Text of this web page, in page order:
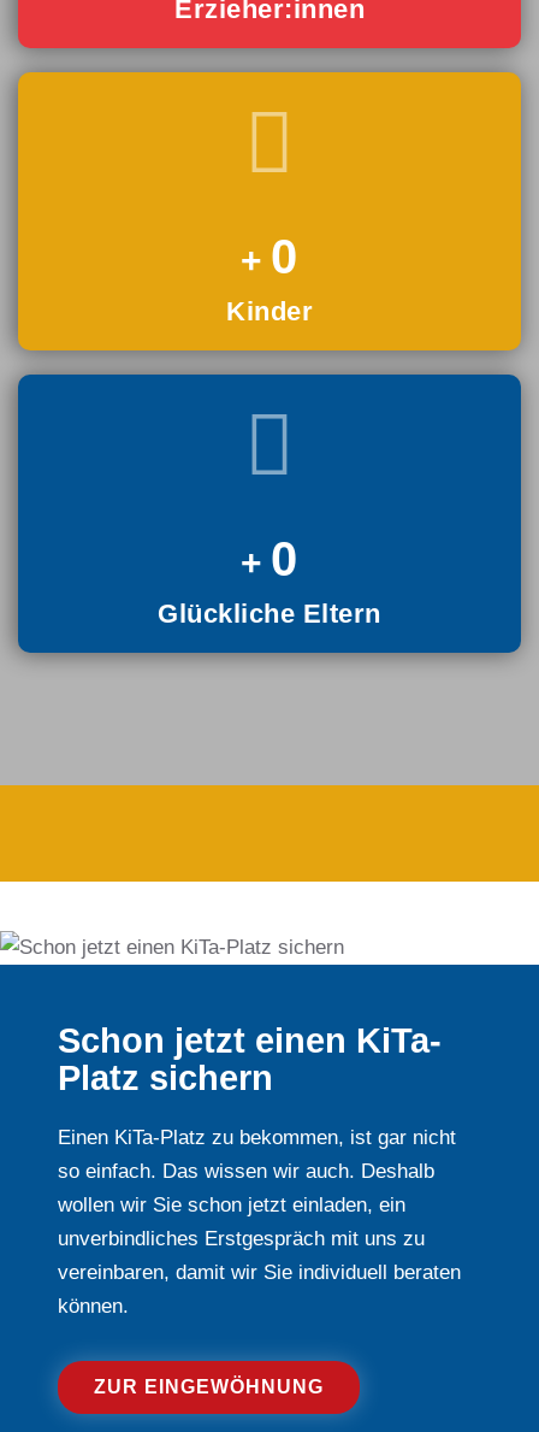
Erzieher:innen
0
Kinder
0
Glückliche Eltern
Schon jetzt einen KiTa-
Platz sichern
Einen KiTa-Platz zu bekommen, ist gar nicht
so einfach. Das wissen wir auch. Deshalb
wollen wir Sie schon jetzt einladen, ein
unverbindliches Erstgespräch mit uns zu
vereinbaren, damit wir Sie individuell beraten
können.
ZUR EINGEWÖHNUNG